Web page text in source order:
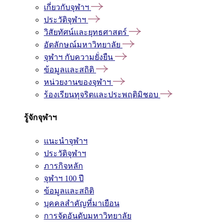
เกี่ยวกับจุฬาฯ
ประวัติจุฬาฯ
วิสัยทัศน์และยุทธศาสตร์
อัตลักษณ์มหาวิทยาลัย
จุฬาฯ กับความยั่งยืน
ข้อมูลและสถิติ
หน่วยงานของจุฬาฯ
ร้องเรียนทุจริตและประพฤติมิชอบ
รู้จักจุฬาฯ
แนะนำจุฬาฯ
ประวัติจุฬาฯ
ภารกิจหลัก
จุฬาฯ 100 ปี
ข้อมูลและสถิติ
บุคคลสำคัญที่มาเยือน
การจัดอันดับมหาวิทยาลัย